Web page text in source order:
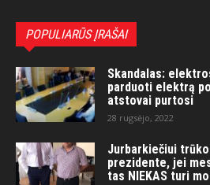
POPULIARŪS ĮRAŠAI
Skandalas:
parduoti elektrą
atstovai purtosi
28 rugsėjo, 2022
Jurbarkiečiui
prezidente, jei
tas NIEKAS turi